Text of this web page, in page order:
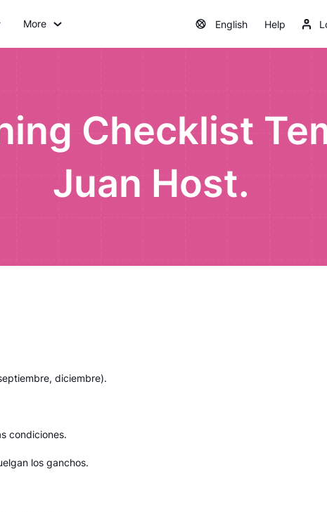
More English Help
Checklist
Juan Host.
diciembre).
condiciones.
los ganchos.